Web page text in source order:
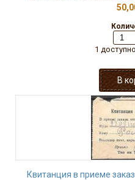
1
Квитанция в приеме